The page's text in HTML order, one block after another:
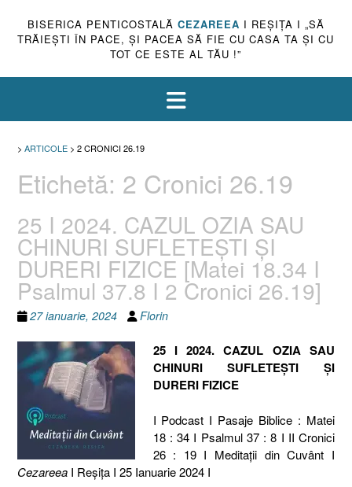
BISERICA PENTICOSTALĂ CEZAREEA I REŞIŢA I „SĂ
TRĂIEŞTI ÎN PACE, ŞI PACEA SĂ FIE CU CASA TA ŞI CU
TOT CE ESTE AL TĂU !”
> ARTICOLE > 2 CRONICI 26.19
Etichetă: 2 Cronici 26.19
25 I 2024. CAZUL OZIA SAU
CHINURI SUFLETEȘTI ȘI
DURERI FIZICE [Matei 18.34 I
Psalmul 37.8 I 2 Cronici 26.19]
27 ianuarie, 2024 Florin
25 I 2024. CAZUL OZIA SAU
CHINURI SUFLETEȘTI ȘI
DURERI FIZICE
I Podcast I Pasaje Biblice : Matei
18 : 34 I Psalmul 37 : 8 I II Cronici
26 : 19 I Meditaţii din Cuvânt I
Cezareea I Reşiţa I 25 Ianuarie 2024 I